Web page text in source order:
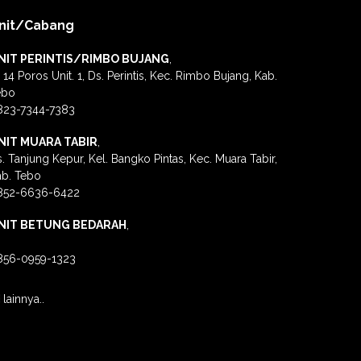
Cabang
PERINTIS/RIMBO BUJANG
14 Poros Unit. 1, Ds. Perintis, Kec. Rimbo Bujang, Kab.
7344-7383
MUARA TABIR
Tanjung Kepur, Kel. Bangko Pintas, Kec. Muara Tabir,
Tebo
6636-6422
BETUNG BEDARAH
0959-1323
lainnya..